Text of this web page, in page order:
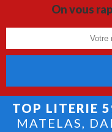
On vous
TOP LITERIE
MATELAS,